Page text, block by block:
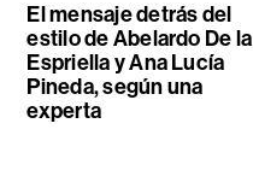
El mensaje detrás del
estilo de Abelardo De la
Espriella y Ana Lucía
Pineda, según una
experta